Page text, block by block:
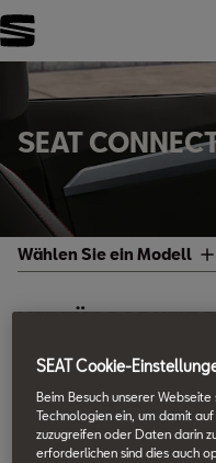
SEAT
Wählen Sie ein Modell
FILTER
Wählen Sie
Ibiza
Arona
Tarraco
VERFÜGBARKEIT
Um Serviceinformationen
bestimmten Service aus
SEAT Cookie-
Beim Besuch unserer
Technologien ein, um damit
zuzugreifen oder Daten darin
erforderlichen sind dies auch